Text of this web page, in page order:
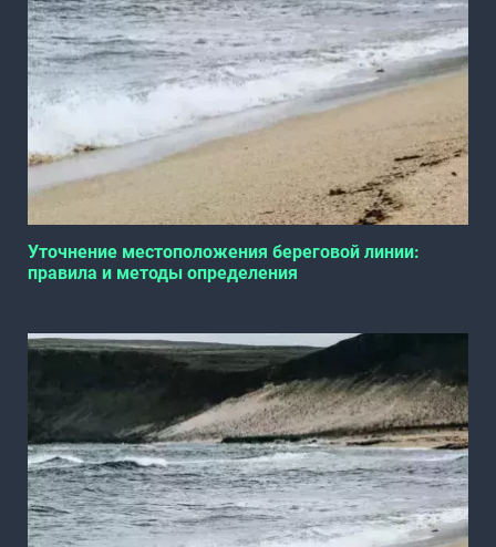
Уточнение местоположения береговой линии:
правила и методы определения